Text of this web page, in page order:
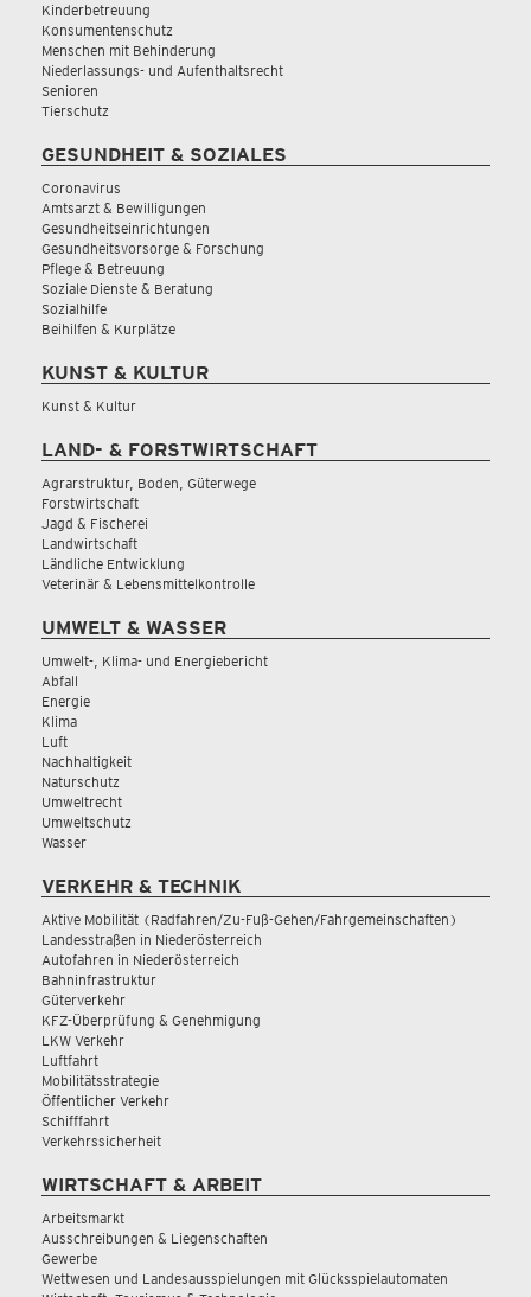
Kinderbetreuung
Konsumentenschutz
Menschen mit Behinderung
Niederlassungs- und Aufenthaltsrecht
Senioren
Tierschutz
GESUNDHEIT & SOZIALES
Coronavirus
Amtsarzt & Bewilligungen
Gesundheitseinrichtungen
Gesundheitsvorsorge & Forschung
Pflege & Betreuung
Soziale Dienste & Beratung
Sozialhilfe
Beihilfen & Kurplätze
KUNST & KULTUR
Kunst & Kultur
LAND- & FORSTWIRTSCHAFT
Agrarstruktur, Boden, Güterwege
Forstwirtschaft
Jagd & Fischerei
Landwirtschaft
Ländliche Entwicklung
Veterinär & Lebensmittelkontrolle
UMWELT & WASSER
Umwelt-, Klima- und Energiebericht
Abfall
Energie
Klima
Luft
Nachhaltigkeit
Naturschutz
Umweltrecht
Umweltschutz
Wasser
VERKEHR & TECHNIK
Aktive Mobilität (Radfahren/Zu-Fuß-Gehen/Fahrgemeinschaften)
Landesstraßen in Niederösterreich
Autofahren in Niederösterreich
Bahninfrastruktur
Güterverkehr
KFZ-Überprüfung & Genehmigung
LKW Verkehr
Luftfahrt
Mobilitätsstrategie
Öffentlicher Verkehr
Schifffahrt
Verkehrssicherheit
WIRTSCHAFT & ARBEIT
Arbeitsmarkt
Ausschreibungen & Liegenschaften
Gewerbe
Wettwesen und Landesausspielungen mit Glücksspielautomaten